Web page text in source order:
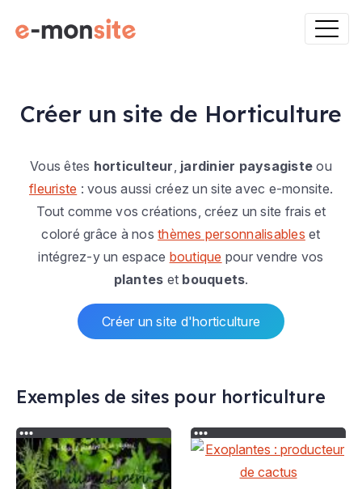
Créer un site de Horticulture
Vous êtes horticulteur jardinier paysagiste ou
fleuriste : vous aussi créez un site avec e-monsite.
Tout comme vos créations, créez un site frais et
coloré grâce à nosthèmes personnalisables et
intégrez-y un espace boutique pour vendre vos
plantes et bouquets.
Créer un site d'horticulture
Exemples de sites pour horticulture